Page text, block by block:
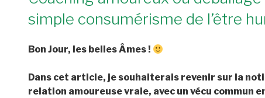
simple consumérisme de l’être
Bon Jour, les belles Âmes !
Dans cet article, je souhaiterais revenir sur la
relation amoureuse vraie, avec un vécu commun